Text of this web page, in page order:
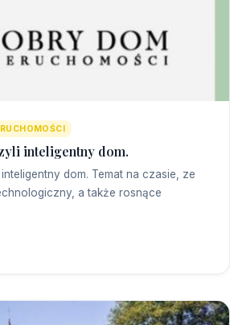
inteligentny dom.
dom. Temat na czasie, ze
a także rosnące